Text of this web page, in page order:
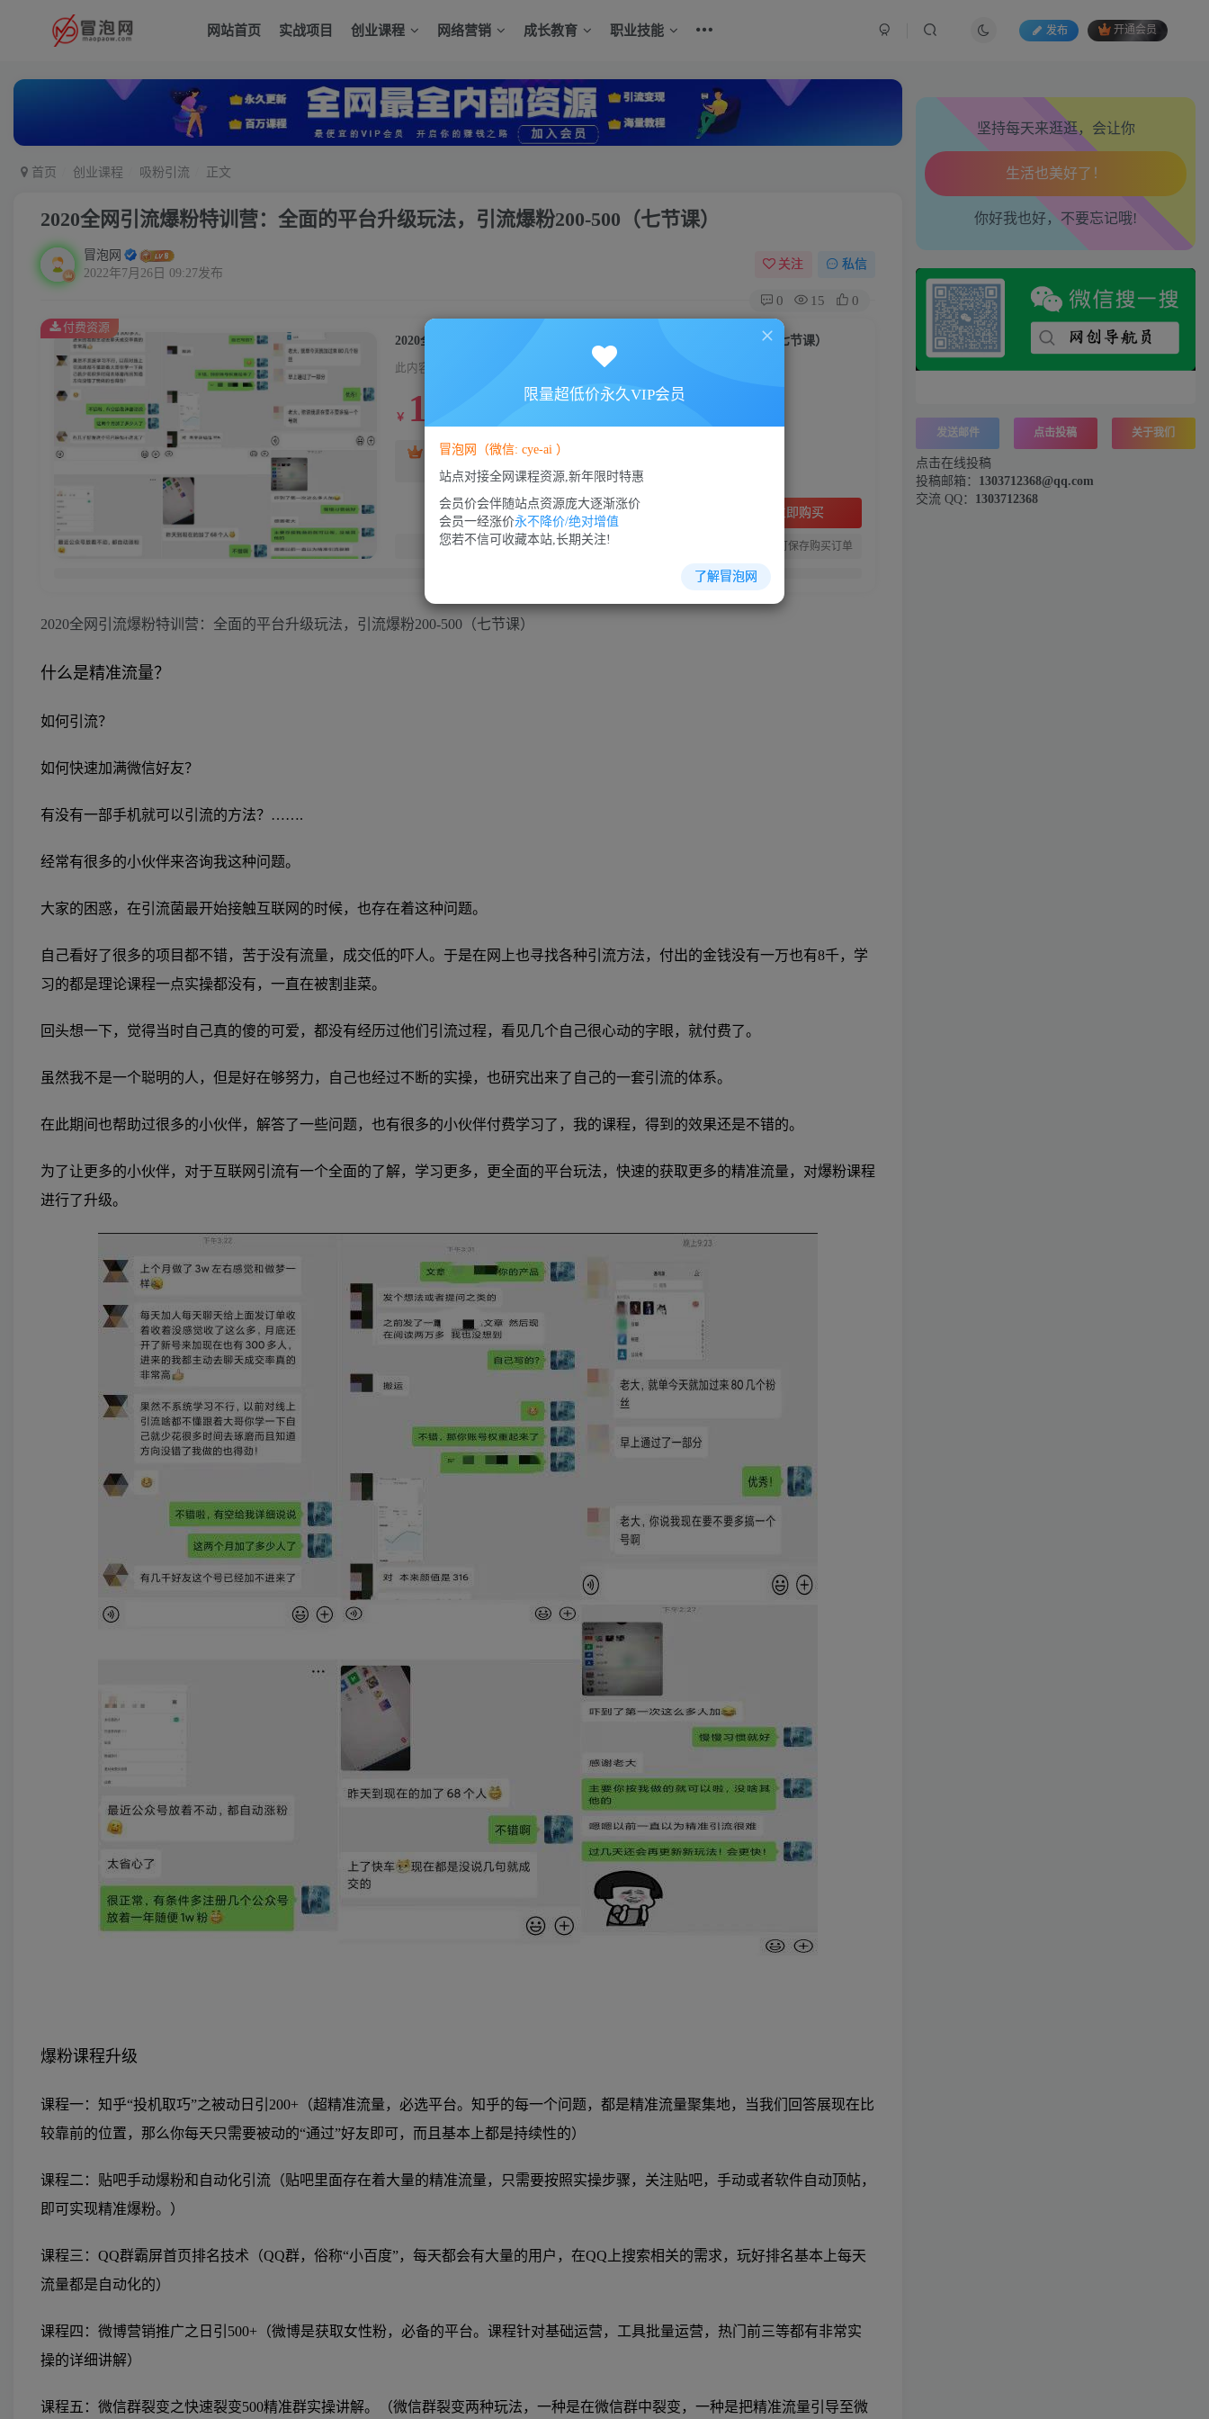
网站首页 实战项目 创业课程 网络营销 成长教育 职业技能 发布 开通会员
首页 创业课程 吸粉引流 正文
2020全网引流爆粉特训营：全面的平台升级玩法，引流爆粉200-500（七节课）
冒泡网
2022年7月26日 09:27发布
关注 私信
0 15 0
2020全网引流爆粉特训营：全面的平台升级玩法，引流爆粉200-500（七节课）
此内容为付费资源，请付费后查看
￥ 10
VIP会员 免费 SVIP会员
免费
立即购买
您当前未登录！建议登陆后购买，可保存购买订单
付费资源
2020全网引流爆粉特训营：全面的平台升级玩法，引流爆粉200-500（七节课）
什么是精准流量？
如何引流？
如何快速加满微信好友？
有没有一部手机就可以引流的方法？…….
经常有很多的小伙伴来咨询我这种问题。
大家的困惑，在引流菌最开始接触互联网的时候，也存在着这种问题。
自己看好了很多的项目都不错，苦于没有流量，成交低的吓人。于是在网上也寻找各种引流方法，付出的金钱没有一万也有8千，学
习的都是理论课程一点实操都没有，一直在被割韭菜。
回头想一下，觉得当时自己真的傻的可爱，都没有经历过他们引流过程，看见几个自己很心动的字眼，就付费了。
虽然我不是一个聪明的人，但是好在够努力，自己也经过不断的实操，也研究出来了自己的一套引流的体系。
在此期间也帮助过很多的小伙伴，解答了一些问题，也有很多的小伙伴付费学习了，我的课程，得到的效果还是不错的。
为了让更多的小伙伴，对于互联网引流有一个全面的了解，学习更多，更全面的平台玩法，快速的获取更多的精准流量，对爆粉课程
进行了升级。
爆粉课程升级
课程一：知乎“投机取巧”之被动日引200+（超精准流量，必选平台。知乎的每一个问题，都是精准流量聚集地，当我们回答展现在比
较靠前的位置，那么你每天只需要被动的“通过”好友即可，而且基本上都是持续性的）
课程二：贴吧手动爆粉和自动化引流（贴吧里面存在着大量的精准流量，只需要按照实操步骤，关注贴吧，手动或者软件自动顶帖，
即可实现精准爆粉。）
课程三：QQ群霸屏首页排名技术（QQ群，俗称“小百度”，每天都会有大量的用户，在QQ上搜索相关的需求，玩好排名基本上每天
流量都是自动化的）
课程四：微博营销推广之日引500+（微博是获取女性粉，必备的平台。课程针对基础运营，工具批量运营，热门前三等都有非常实
操的详细讲解）
课程五：微信群裂变之快速裂变500精准群实操讲解。（微信群裂变两种玩法，一种是在微信群中裂变，一种是把精准流量引导至微
坚持每天来逛逛，会让你
走路也有劲了！
腰也不酸了！
工作也轻松了！
你好我也好，不要忘记哦!
发送邮件 点击投稿 关于我们
点击在线投稿
投稿邮箱： 1303712368@qq.com
交流 QQ： 1303712368
限量超低价永久VIP会员
冒泡网（微信: cye-ai ）
站点对接全网课程资源,新年限时特惠
会员价会伴随站点资源庞大逐渐涨价
会员一经涨价永不降价/绝对增值
您若不信可收藏本站,长期关注!
了解冒泡网